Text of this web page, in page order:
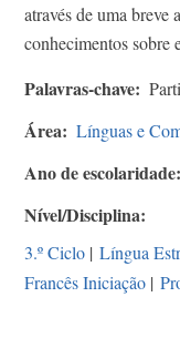
através de uma breve
conhecimentos sobre
Palavras-chave
Área Línguas e
Ano de escolaridade
Nível/Disciplina
3.º Ciclo | Língua
Francês Iniciação |